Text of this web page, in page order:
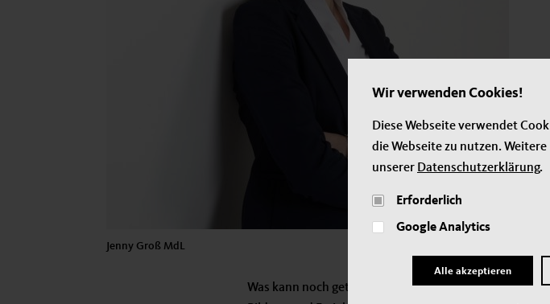
Jenny Groß MdL
Was kann noch getan werden, um Kinder besser zu
Wir verwenden Cookies!
Diese Webseite verwendet
die Webseite zu nutzen.
unserer Datenschutzerklärung.
Erforderlich
Google Analytics
Alle akzeptieren